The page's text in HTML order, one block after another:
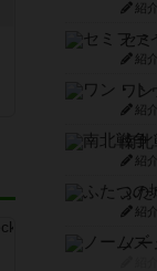
紹
紹
ワ
紹
南
紹
ふた
紹
ノー